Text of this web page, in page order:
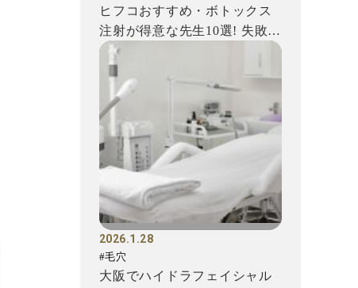
ヒフコおすすめ・ボトックス
注射が得意な先生10選! 失敗を
避けるための注意点もご...
2026.1.28
#毛穴
大阪でハイドラフェイシャル